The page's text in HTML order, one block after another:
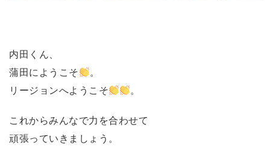
内田くん、
蒲田にようこそ
。
リージョンへようこそ
。
これからみんなで力を合わせて
頑張っていきましょう。